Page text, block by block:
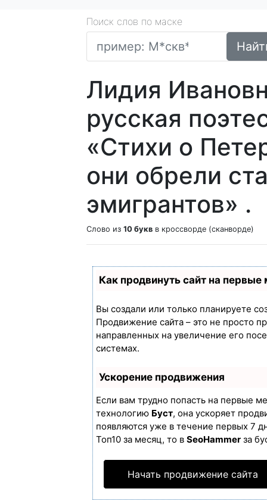
Поиск слов по маске
Лидия
русская
«Стихи о
они обрели
эмигрантов» .
Слово из 10 букв в кроссворде (сканворде)
Как продвинуть сайт на первые
Вы создали или только планируете
Продвижение сайта – это не просто
направленных на увеличение его
системах.
Ускорение продвижения
Если вам трудно попасть на первые
технологию Буст, она ускоряет
появляются уже в течение первых 7
Топ10 за месяц, то в SeoHammer за
Начать продвижение сайта